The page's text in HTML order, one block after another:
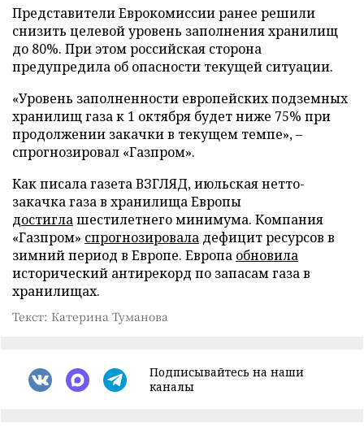
Представители Еврокомиссии ранее решили
снизить целевой уровень заполнения хранилищ
до 80%. При этом российская сторона
предупредила об опасности текущей ситуации.
«Уровень заполненности европейских подземных
хранилищ газа к 1 октября будет ниже 75% при
продолжении закачки в текущем темпе», –
спрогнозировал «Газпром».
Как писала газета ВЗГЛЯД, июльская нетто-
закачка газа в хранилища Европы
достиглашестилетнего минимума. Компания
«Газпром» спрогнозировала дефицит ресурсов в
зимний период в Европе. Европа обновила
исторический антирекорд по запасам газа в
хранилищах.
Текст: Катерина Туманова
Подписывайтесь на наши
каналы